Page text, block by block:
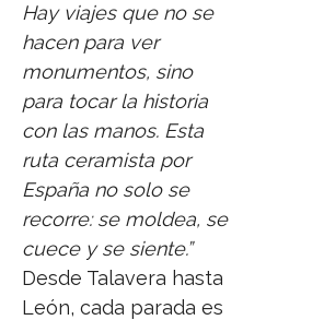
Hay viajes que no se
hacen para ver
monumentos, sino
para tocar la historia
con las manos. Esta
ruta ceramista por
España no solo se
recorre: se moldea, se
cuece y se siente.”
Desde Talavera hasta
León, cada parada es